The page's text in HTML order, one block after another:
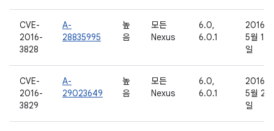
CVE-
2016-
3828
A-
28835995
높
음
모든
Nexus
6.0,
6.0.1
2016년
5월 17
일
CVE-
2016-
3829
A-
29023649
높
음
모든
Nexus
6.0,
6.0.1
2016년
5월 27
일